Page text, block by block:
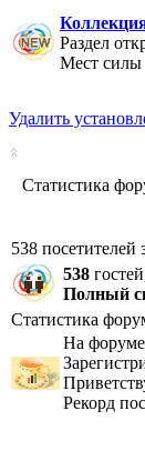
Раздел
Мест силы
Удалить
Статистика
538 посетителей
538
Полный
Статистика
На
Рекорд